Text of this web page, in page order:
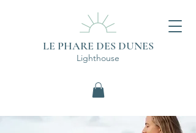
LE PHARE DES DUNES
Lighthouse